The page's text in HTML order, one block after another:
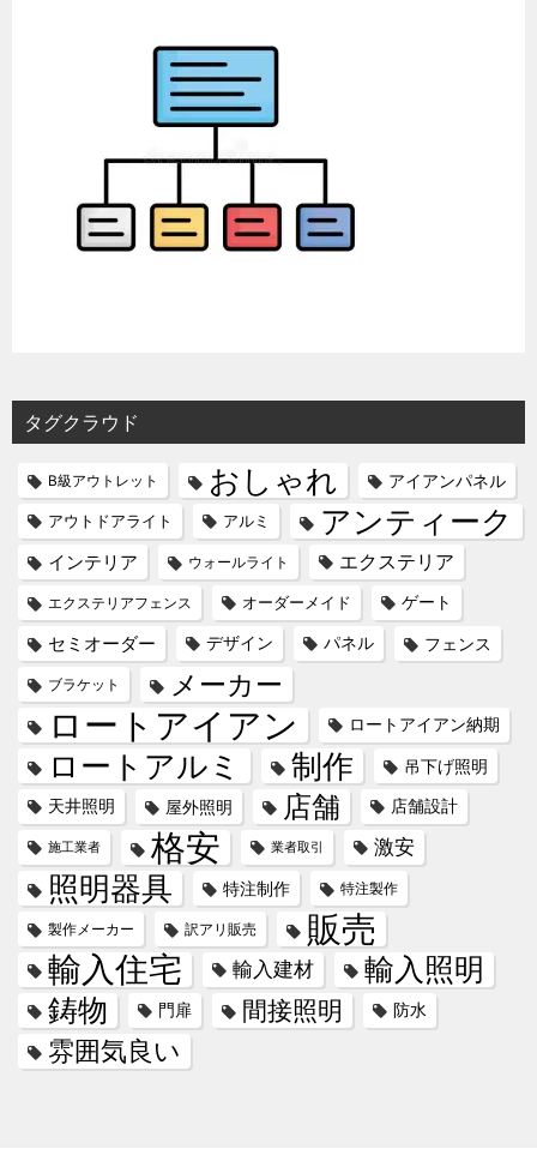
タグクラウド
B級アウトレット おしゃれ アイアンパネル
アウトドアライト アルミ アンティーク
インテリア ウォールライト エクステリア
エクステリアフェンス オーダーメイド ゲート
セミオーダー デザイン パネル フェンス
ブラケット メーカー
ロートアイアン ロートアイアン納期
ロートアルミ 制作 吊下げ照明
天井照明 屋外照明 店舗 店舗設計
施工業者 格安 業者取引 激安
照明器具 特注制作 特注製作
製作メーカー 訳アリ販売 販売
輸入住宅 輸入建材
輸入照明
鋳物
門扉 間接照明 防水
雰囲気良い